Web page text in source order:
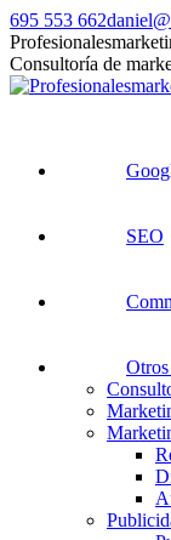
Saltar
al
contenido
695 553 662
Facebook
page
opens
X
page
opens
Skype
page
opens
Linkedin
page
opens
Consultoría de
SEO